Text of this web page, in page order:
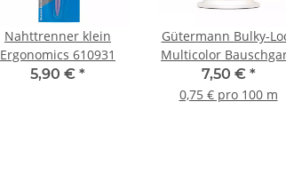
Nahttrenner klein
Ergonomics 610931
5,90 € *
Gütermann Bulky-
Multicolor
No.80 1000m Col.
7,50 € *
0,75 € pro 100 m